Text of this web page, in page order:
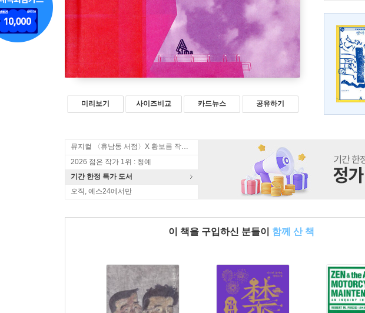
미리보기 사이즈비교 카드뉴스 공유하기
뮤지컬 〈휴남동 서점〉X 황보름 작가 북토크
2026 젊은 작가 1위 : 청예
기간 한정 특가 도서
오직, 예스24에서만
이 책을 구입하신 분들이 함께 산 책